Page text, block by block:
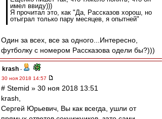
имел ввиду)))
Я прочитал это, как "Да, Рассказов хорош, но
отыграл только пару месяцев, я опытней"
Один за всех, все за одного...Интересно,
футболку с номером Рассказова одели бы?)))
krash -
30 ноя 2018 14:57
# Stemid » 30 ноя 2018 13:51
krash,
Сергей Юрьевич, Вы как всегда, ушли от